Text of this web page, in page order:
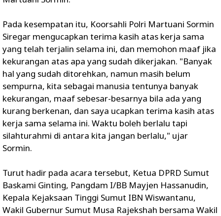
Pada kesempatan itu, Koorsahli Polri Martuani Sormin
Siregar mengucapkan terima kasih atas kerja sama
yang telah terjalin selama ini, dan memohon maaf jika
kekurangan atas apa yang sudah dikerjakan. "Banyak
hal yang sudah ditorehkan, namun masih belum
sempurna, kita sebagai manusia tentunya banyak
kekurangan, maaf sebesar-besarnya bila ada yang
kurang berkenan, dan saya ucapkan terima kasih atas
kerja sama selama ini. Waktu boleh berlalu tapi
silahturahmi di antara kita jangan berlalu," ujar
Sormin.
Turut hadir pada acara tersebut, Ketua DPRD Sumut
Baskami Ginting, Pangdam I/BB Mayjen Hassanudin,
Kepala Kejaksaan Tinggi Sumut IBN Wiswantanu,
Wakil Gubernur Sumut Musa Rajekshah bersama Wakil